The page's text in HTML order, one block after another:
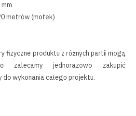
metrów (motek)
fizyczne produktu z różnych partii mogą
zalecamy jednorazowo zakupić
wykonania całego projektu.